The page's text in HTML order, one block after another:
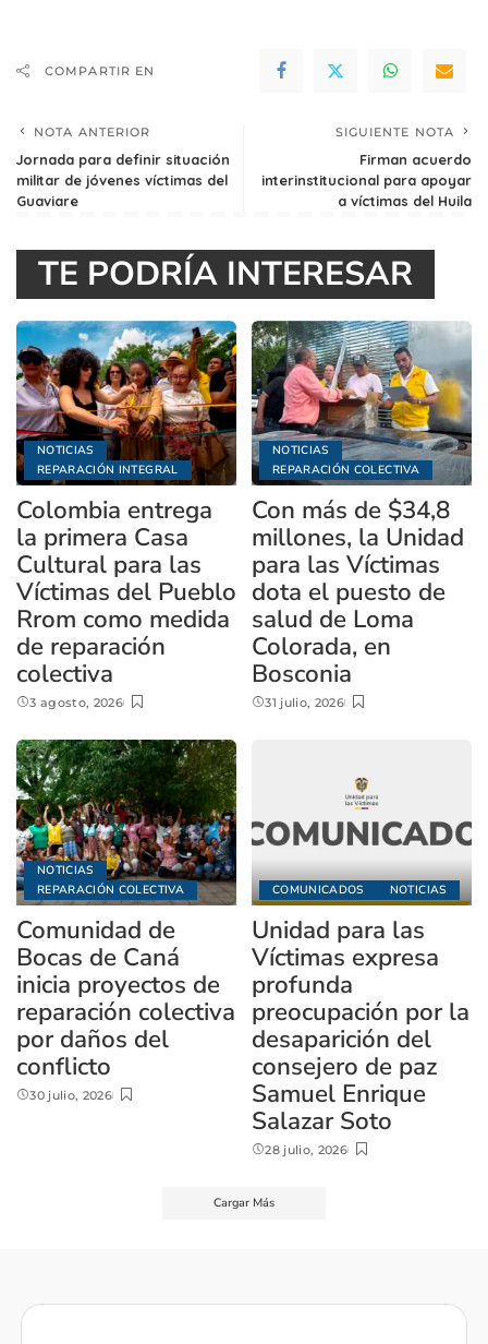
COMPARTIR EN
NOTA ANTERIOR
Jornada para definir situación
militar de jóvenes víctimas del
Guaviare
SIGUIENTE NOTA
Firman acuerdo
interinstitucional para apoyar
a víctimas del Huila
TE PODRÍA INTERESAR
NOTICIAS
REPARACIÓN INTEGRAL
Colombia entrega
la primera Casa
Cultural para las
Víctimas del Pueblo
Rrom como medida
de reparación
colectiva
3 agosto, 2026
NOTICIAS
REPARACIÓN COLECTIVA
Con más de $34,8
millones, la Unidad
para las Víctimas
dota el puesto de
salud de Loma
Colorada, en
Bosconia
31 julio, 2026
NOTICIAS
REPARACIÓN COLECTIVA
Comunidad de
Bocas de Caná
inicia proyectos de
reparación colectiva
por daños del
conflicto
30 julio, 2026
COMUNICADOS NOTICIAS
Unidad para las
Víctimas expresa
profunda
preocupación por la
desaparición del
consejero de paz
Samuel Enrique
Salazar Soto
28 julio, 2026
Cargar Más